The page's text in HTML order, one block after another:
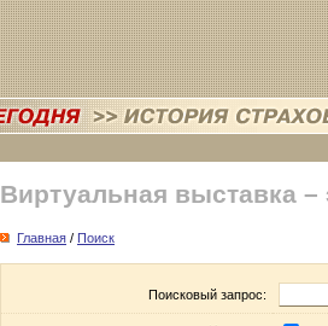
Виртуальная выставка –
Главная / Поиск
Поисковый запрос: